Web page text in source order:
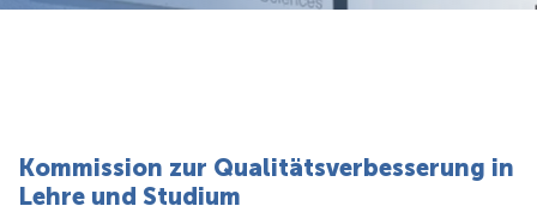
Karriere
Kommission zur Qualitätsverbesserung in
Lehre und Studium